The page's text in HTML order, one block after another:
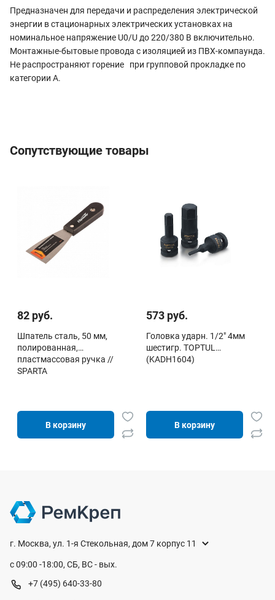
Предназначен для передачи и распределения электрической
энергии в стационарных электрических установках на
номинальное напряжение U0/U до 220/380 В включительно.
Монтажные-бытовые провода с изоляцией из ПВХ-компаунда.
Не распространяют горение при групповой прокладке по
категории А.
Сопутствующие товары
82 руб.
Шпатель cталь, 50 мм,
полированная,
пластмассовая ручка //
SPARTA
В корзину
573 руб.
Головка ударн. 1/2" 4мм
шестигр. TOPTUL
(KADH1604)
В корзину
г. Москва, ул. 1-я Стекольная, дом 7 корпус 11
с 09:00 -18:00, СБ, ВС - вых.
+7 (495) 640-33-80